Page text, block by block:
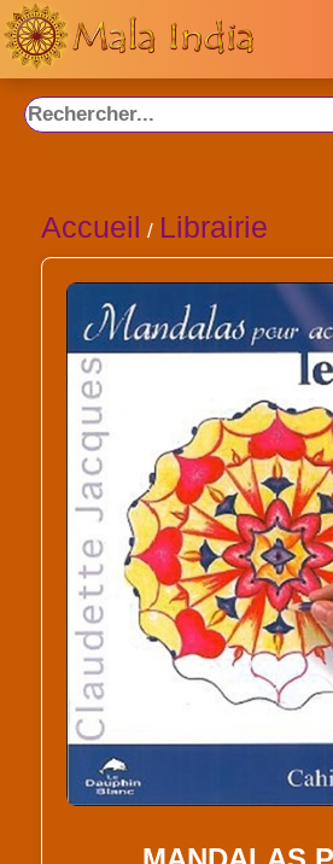
Accueil / Librairie